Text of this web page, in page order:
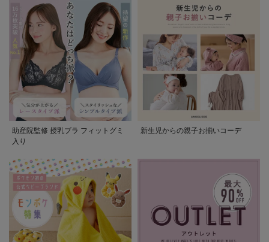
助産院監修 授乳ブラ フィットグミ
入り
新生児からの親子お揃いコーデ